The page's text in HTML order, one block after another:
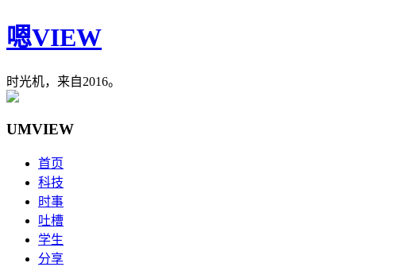
嗯VIEW
时光机，来自2016。
UMVIEW
首页
科技
时事
吐槽
学生
分享